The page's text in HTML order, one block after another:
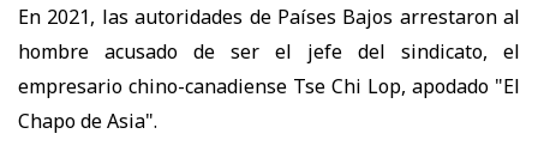
En 2021, las autoridades de Países Bajos arrestaron al
hombre acusado de ser el jefe del sindicato, el
empresario chino-canadiense Tse Chi Lop, apodado "El
Chapo de Asia".